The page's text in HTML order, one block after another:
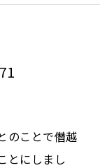
のことで僭越
とにしまし